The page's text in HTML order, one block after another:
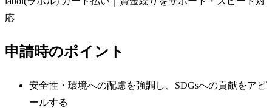
応
申請時のポイント
安全性・環境への配慮を強調し、SDGsへの貢献をアピ
ールする